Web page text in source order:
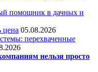
помощник в дачных и
цена 05.08.2026
перехваченные
нельзя просто